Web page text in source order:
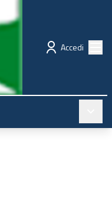
Accedi